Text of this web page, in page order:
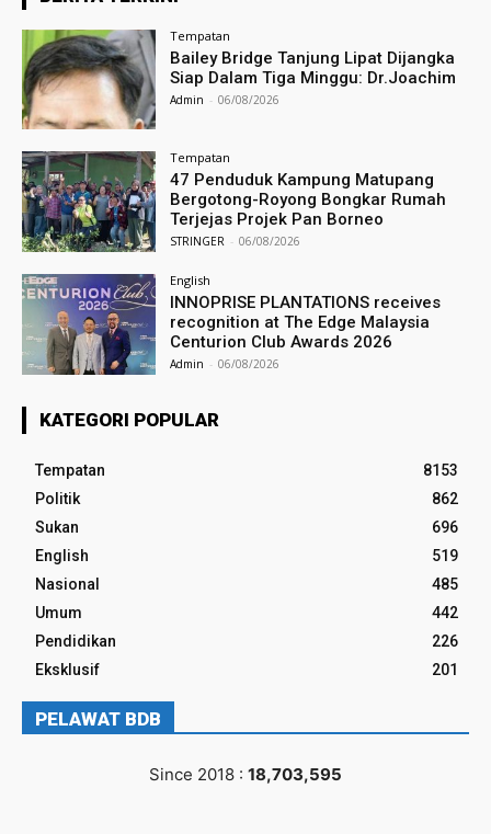
Tempatan
Bailey Bridge Tanjung Lipat Dijangka
Siap Dalam Tiga Minggu: Dr.Joachim
Admin - 06/08/2026
Tempatan
47 Penduduk Kampung Matupang
Bergotong-Royong Bongkar Rumah
Terjejas Projek Pan Borneo
STRINGER - 06/08/2026
English
INNOPRISE PLANTATIONS receives
recognition at The Edge Malaysia
Centurion Club Awards 2026
Admin - 06/08/2026
KATEGORI POPULAR
Tempatan
8153
Politik
862
Sukan
696
English
519
Nasional
485
Umum
442
Pendidikan
226
Eksklusif
201
PELAWAT BDB
Since 2018 : 18,703,595